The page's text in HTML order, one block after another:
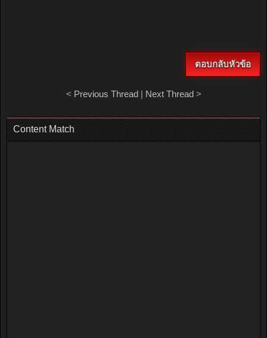
ตอบกลับหัวข้อ
< Previous Thread| Next Thread>
Content Match